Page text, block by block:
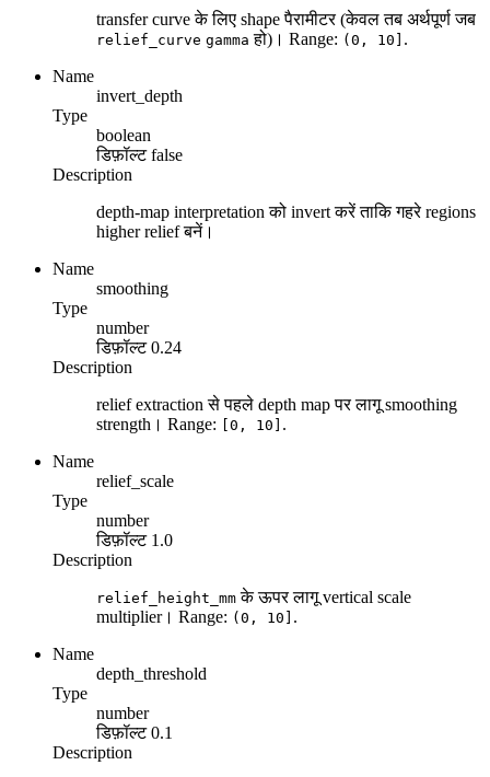
transfer curve के लिए shape पैरामीटर (केवल तब अर्थपूर्ण जब
relief_curve gamma हो)। Range: (0, 10] .
Name
invert_depth
Type
boolean
डिफ़ॉल्ट false
Description
depth-map interpretation को invert करें ताकि गहरे regions
higher relief बनें।
Name
smoothing
Type
number
डिफ़ॉल्ट 0.24
Description
relief extraction से पहले depth map पर लागू smoothing
strength। Range: [0, 10] .
Name
relief_scale
Type
number
डिफ़ॉल्ट 1.0
Description
relief_height_mm के ऊपर लागू vertical scale
multiplier। Range: (0, 10] .
Name
depth_threshold
Type
number
डिफ़ॉल्ट 0.1
Description